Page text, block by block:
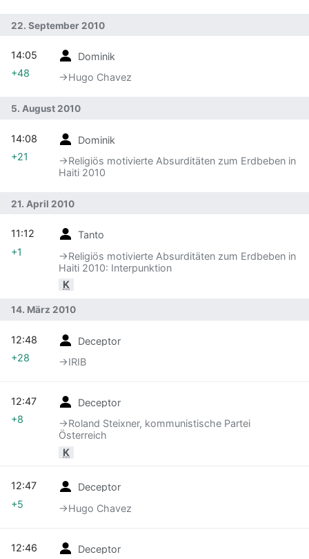
22. September 2010
Dominik
→‎Hugo Chavez
14:05
+48
5. August 2010
Dominik
→‎Religiös motivierte Absurditäten zum Erdbeben in
Haiti 2010
14:08
+21
21. April 2010
Tanto
→‎Religiös motivierte Absurditäten zum Erdbeben in
Haiti 2010: Interpunktion
K
11:12
+1
14. März 2010
Deceptor
→‎IRIB
12:48
+28
Deceptor
→‎Roland Steixner, kommunistische Partei
Österreich
K
12:47
+8
Deceptor
→‎Hugo Chavez
12:47
+5
Deceptor
12:46